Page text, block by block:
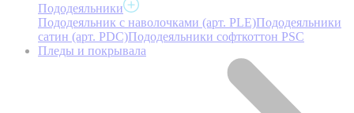
Пододеяльники
Пододеяльник с наволочками (арт. PLE)Пододеяльники
сатин (арт. PDC)Пододеяльники софткоттон PSC
Пледы и покрывала